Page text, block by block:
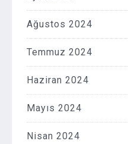
Ağustos 2024
Temmuz 2024
Haziran 2024
Mayıs 2024
Nisan 2024